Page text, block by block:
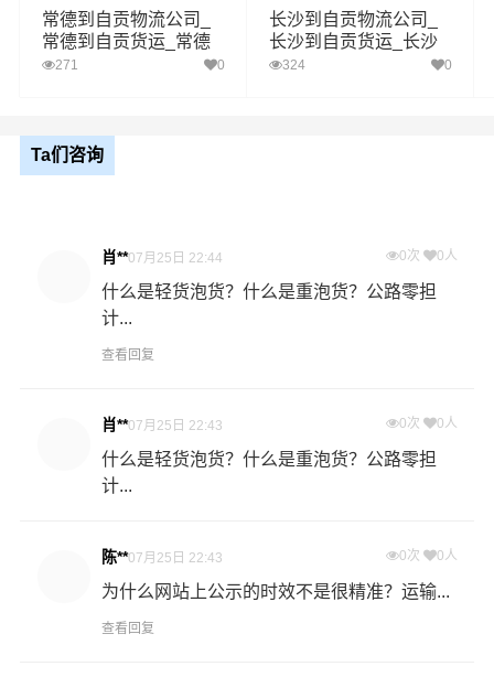
1、以上永州至自贡物流运费仅为站到站报价(不含取货送货
存储包装上楼等费用)仅作参考，准确报价请以万信物流官
怎么计算专线运输费用？
专线运输费用的计算方式为：单价货物乘以重量或者体
什么是提货费用（也称接货费、取货费、上门提货费）？
物流公司安排车辆上门把货物运送到专线运输商进行配载
的环节，要确认件数、重量、体积、包装、收货信息等物
什么是送货费用？
常德到自贡物流公司_
常德到自贡货运_常德
至自贡物流专线
271 0
长沙到自贡物流公司_
长沙到自贡货运_长沙
至自贡物流专线
324 0
Ta们咨询
肖**07月25日 22:44 0次 0人
什么是轻货泡货？什么是重泡货？公路零担
计...
查看回复
肖**07月25日 22:43 0次 0人
什么是轻货泡货？什么是重泡货？公路零担
计...
陈**07月25日 22:43 0次 0人
为什么网站上公示的时效不是很精准？运输...
查看回复